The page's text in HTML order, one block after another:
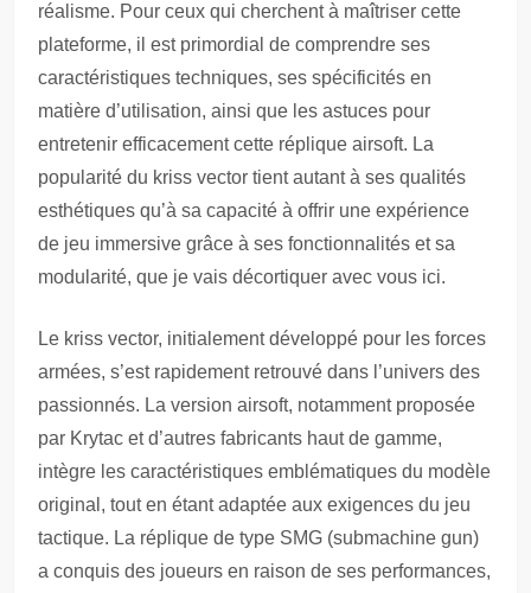
réalisme. Pour ceux qui cherchent à maîtriser cette
plateforme, il est primordial de comprendre ses
caractéristiques techniques, ses spécificités en
matière d’utilisation, ainsi que les astuces pour
entretenir efficacement cette réplique airsoft. La
popularité du kriss vector tient autant à ses qualités
esthétiques qu’à sa capacité à offrir une expérience
de jeu immersive grâce à ses fonctionnalités et sa
modularité, que je vais décortiquer avec vous ici.
Le kriss vector, initialement développé pour les forces
armées, s’est rapidement retrouvé dans l’univers des
passionnés. La version airsoft, notamment proposée
par Krytac et d’autres fabricants haut de gamme,
intègre les caractéristiques emblématiques du modèle
original, tout en étant adaptée aux exigences du jeu
tactique. La réplique de type SMG (submachine gun)
a conquis des joueurs en raison de ses performances,